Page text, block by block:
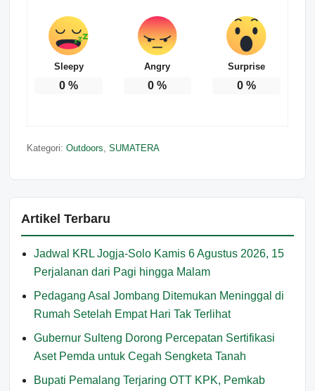
Sleepy
0 %
Angry
0 %
Surprise
0%
Kategori:Outdoors ,SUMATERA
Artikel Terbaru
Jadwal KRL Jogja-Solo Kamis 6 Agustus 2026, 15
Perjalanan dari Pagi hingga Malam
Pedagang Asal Jombang Ditemukan Meninggal di
Rumah Setelah Empat Hari Tak Terlihat
Gubernur Sulteng Dorong Percepatan Sertifikasi
Aset Pemda untuk Cegah Sengketa Tanah
Bupati Pemalang Terjaring OTT KPK, Pemkab